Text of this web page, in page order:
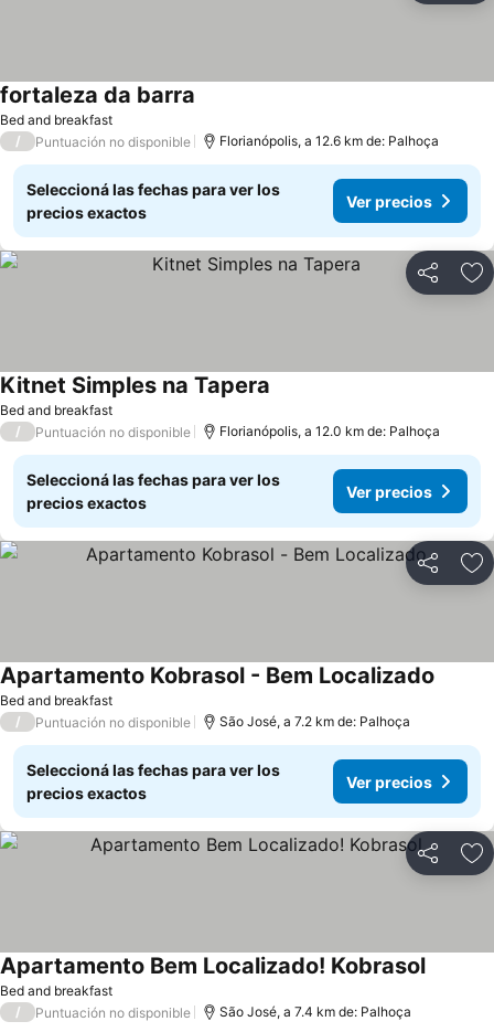
Bed and breakfast
fortaleza da barra
/ Puntuación no disponible Florianópolis, a 12.6 km de: Palhoça
Seleccioná las fechas para ver los
precios exactos
Ver precios
Compartir
Bed and breakfast
Kitnet Simples na Tapera
/ Puntuación no disponible Florianópolis, a 12.0 km de: Palhoça
Seleccioná las fechas para ver los
precios exactos
Ver precios
Compartir
Bed and breakfast
Apartamento Kobrasol - Bem Localizado
/ Puntuación no disponible São José, a 7.2 km de: Palhoça
Seleccioná las fechas para ver los
precios exactos
Ver precios
Compartir
Bed and breakfast
Apartamento Bem Localizado! Kobrasol
/ Puntuación no disponible São José, a 7.4 km de: Palhoça